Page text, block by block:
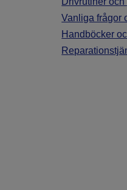
Vanliga frågor
Handböcker